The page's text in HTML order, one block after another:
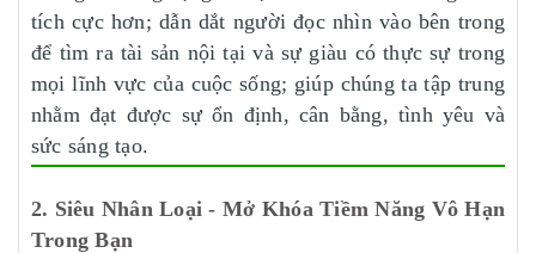
tích cực hơn; dẫn dắt người đọc nhìn vào bên trong
để tìm ra tài sản nội tại và sự giàu có thực sự trong
mọi lĩnh vực của cuộc sống; giúp chúng ta tập trung
nhằm đạt được sự ổn định, cân bằng, tình yêu và
sức sáng tạo.
2. Siêu Nhân Loại - Mở Khóa Tiềm Năng Vô Hạn
Trong Bạn